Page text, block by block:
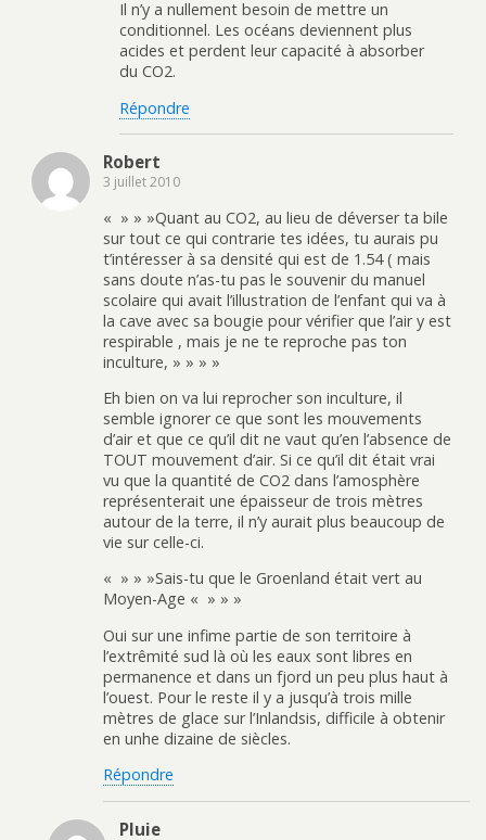
Il n’y a nullement besoin de mettre un
conditionnel. Les océans deviennent plus
acides et perdent leur capacité à absorber
du CO2.
Répondre
Robert
3 juillet 2010
« » » »Quant au CO2, au lieu de déverser ta bile
sur tout ce qui contrarie tes idées, tu aurais pu
t’intéresser à sa densité qui est de 1.54 ( mais
sans doute n’as-tu pas le souvenir du manuel
scolaire qui avait l’illustration de l’enfant qui va à
la cave avec sa bougie pour vérifier que l’air y est
respirable , mais je ne te reproche pas ton
inculture, » » » »
Eh bien on va lui reprocher son inculture, il
semble ignorer ce que sont les mouvements
d’air et que ce qu’il dit ne vaut qu’en l’absence de
TOUT mouvement d’air. Si ce qu’il dit était vrai
vu que la quantité de CO2 dans l’amosphère
représenterait une épaisseur de trois mètres
autour de la terre, il n’y aurait plus beaucoup de
vie sur celle-ci.
« » » »Sais-tu que le Groenland était vert au
Moyen-Age « » » »
Oui sur une infime partie de son territoire à
l’extrêmité sud là où les eaux sont libres en
permanence et dans un fjord un peu plus haut à
l’ouest. Pour le reste il y a jusqu’à trois mille
mètres de glace sur l’Inlandsis, difficile à obtenir
en unhe dizaine de siècles.
Répondre
Pluie